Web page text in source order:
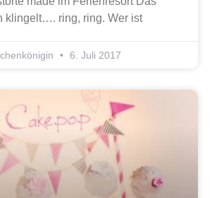
klingelt…. ring, ring. Wer ist
6. Juli 2017